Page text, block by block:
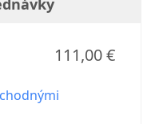
111,00 €